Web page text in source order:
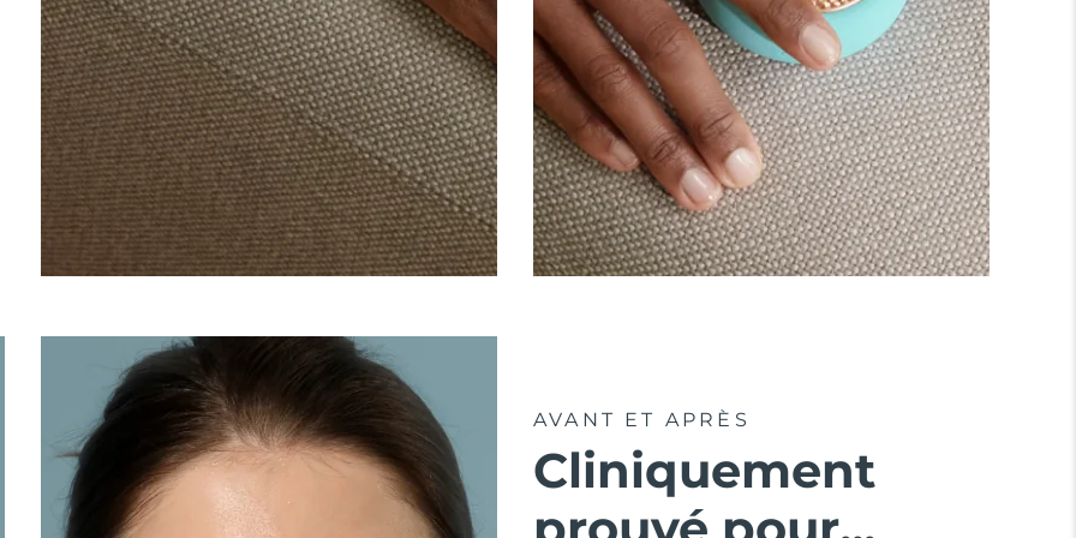
AVANT ET APRÈS
Cliniquement